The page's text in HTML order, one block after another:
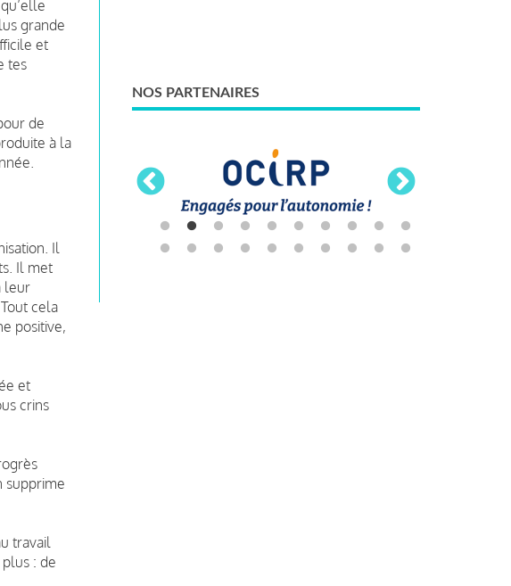
grande
et
tes
de
à la
Il
Il met
leur
cela
positive,
et
crins
supprime
travail
: de
NOS PARTENAIRES